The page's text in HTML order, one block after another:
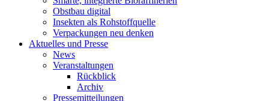
Obstbau digital
Insekten als Rohstoffquelle
Verpackungen neu denken
Aktuelles und Presse
News
Veranstaltungen
Rückblick
Archiv
Pressemitteilungen